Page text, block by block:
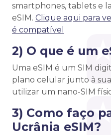
smartphones, tablets e
eSIM. Clique aqui para
é compatível
2) O que é um
Uma eSIM é um SIM
plano celular junto à
utilizar um nano-SIM
3) Como faço
Ucrânia eSIM?